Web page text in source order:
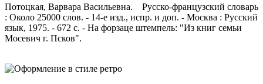
Потоцкая, Варвара Васильевна. Русско-французский словарь
: Около 25000 слов. - 14-е изд., испр. и доп. - Москва : Русский
язык, 1975. - 672 с. - На форзаце штемпель: "Из книг семьи
Мосевич г. Псков".